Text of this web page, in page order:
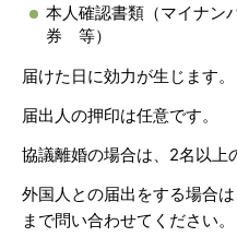
本人確認書類（マイナン
券 等）
届けた日に効力が生じます。
届出人の押印は任意です。
協議離婚の場合は、2名以上
外国人との届出をする場合
まで問い合わせてください。